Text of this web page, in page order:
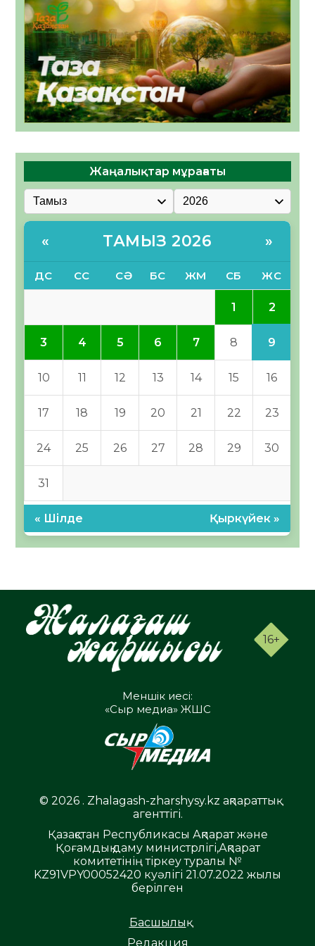
Жаңалықтар мұрағаты
« ТАМЫЗ 2026 »
ДС СС СӘ БС ЖМ СБ ЖС
1 2
3 4 5 6 7 8 9
10 11 12 13 14 15 16
17 18 19 20 21 22 23
24 25 26 27 28 29 30
31
« Шілде Қыркүйек »
16+
Меншік иесі:
«Сыр медиа» ЖШС
© 2026 . Zhalagash-zharshysy.kz ақпараттық
агенттігі.
Қазақстан Республикасы Ақпарат және
Қоғамдық даму министрлігі,Ақпарат
комитетінің тіркеу туралы №
KZ91VPY00052420 куәлігі 21.07.2022 жылы
берілген
Басшылық
Редакция